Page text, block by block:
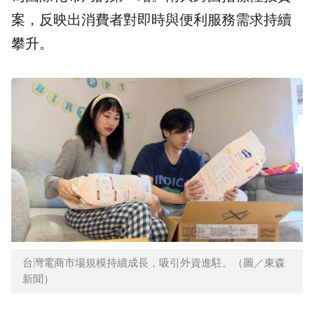
案，反映出消費者對即時與便利服務需求持續
攀升。
台灣電商市場規模持續成長，吸引外資進駐。（圖／東森
新聞）